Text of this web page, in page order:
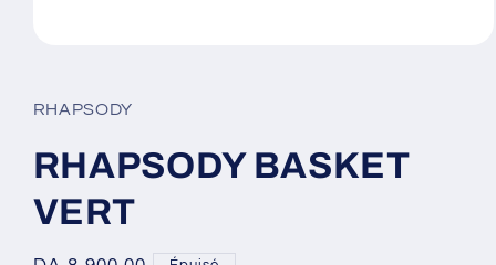
1
dans
fenêtre
modale
RHAPSODY
RHAPSODY BASKET
VERT